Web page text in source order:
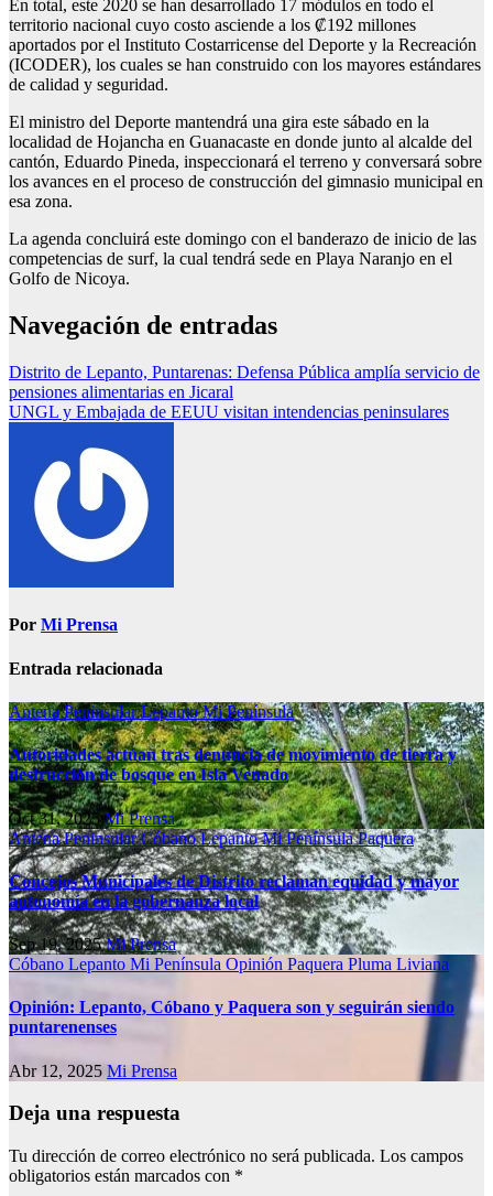
En total, este 2020 se han desarrollado 17 módulos en todo el
territorio nacional cuyo costo asciende a los ₡192 millones
aportados por el Instituto Costarricense del Deporte y la Recreación
(ICODER), los cuales se han construido con los mayores estándares
de calidad y seguridad.
El ministro del Deporte mantendrá una gira este sábado en la
localidad de Hojancha en Guanacaste en donde junto al alcalde del
cantón, Eduardo Pineda, inspeccionará el terreno y conversará sobre
los avances en el proceso de construcción del gimnasio municipal en
esa zona.
La agenda concluirá este domingo con el banderazo de inicio de las
competencias de surf, la cual tendrá sede en Playa Naranjo en el
Golfo de Nicoya.
Navegación de entradas
Distrito de Lepanto, Puntarenas: Defensa Pública amplía servicio de
pensiones alimentarias en Jicaral
UNGL y Embajada de EEUU visitan intendencias peninsulares
Por Mi Prensa
Entrada relacionada
Antena PeninsularLepantoMi Península
Autoridades actúan tras denuncia de movimiento de tierra y
destrucción de bosque en Isla Venado
Oct 31, 2025Mi Prensa
Antena PeninsularCóbanoLepantoMi PenínsulaPaquera
Concejos Municipales de Distrito reclaman equidad y mayor
autonomía en la gobernanza local
Sep 19, 2025Mi Prensa
Cóbano Lepanto Mi Península Opinión Paquera Pluma Liviana
Opinión: Lepanto, Cóbano y Paquera son y seguirán siendo
puntarenenses
Abr 12, 2025 Mi Prensa
Deja una respuesta
Tu dirección de correo electrónico no será publicada. Los campos
obligatorios están marcados con *